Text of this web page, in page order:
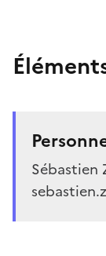
Sébastien